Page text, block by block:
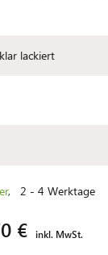
lackiert
, 2 - 4 Werktage
€ inkl. MwSt.